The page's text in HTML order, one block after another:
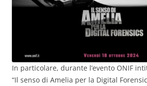
In particolare, durante l’evento ONIF
“Il senso di Amelia per la Digital